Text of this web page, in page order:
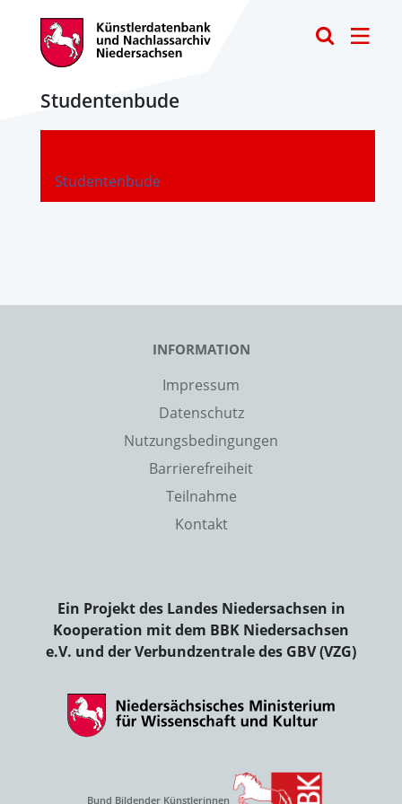
Studentenbude
Studentenbude
-
INFORMATION
Impressum
Datenschutz
Nutzungsbedingungen
Barrierefreiheit
Teilnahme
Kontakt
Ein Projekt des Landes Niedersachsen in
Kooperation mit dem BBK Niedersachsen
e.V. und der Verbundzentrale des GBV (VZG)
Bund Bildender Künstlerinnen